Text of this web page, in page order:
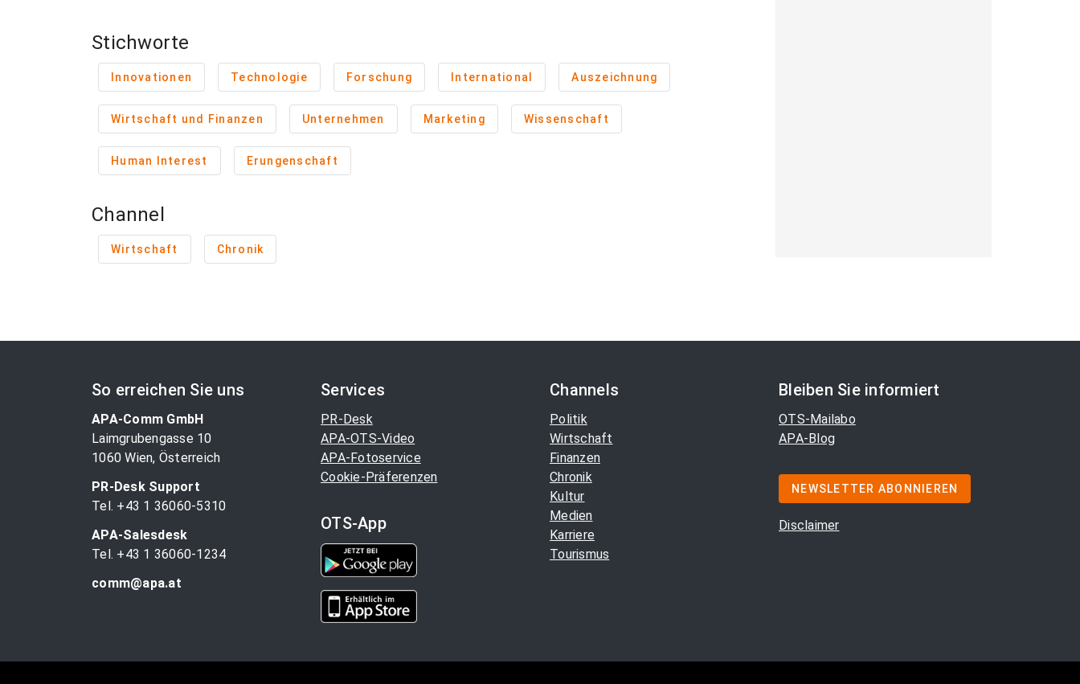
Stichworte
Innovationen Technologie Forschung International Auszeichnung
Wirtschaft und Finanzen Unternehmen Marketing Wissenschaft
Human Interest Erungenschaft
Channel
Wirtschaft Chronik
So erreichen Sie uns
APA-Comm GmbH
Laimgrubengasse 10
1060 Wien, Österreich
PR-Desk Support
Tel. +43 1 36060-5310
APA-Salesdesk
Tel. +43 1 36060-1234
comm@apa.at
Services
PR-Desk
APA-OTS-Video
APA-Fotoservice
Cookie-Präferenzen
OTS-App
Channels
Politik
Wirtschaft
Finanzen
Chronik
Kultur
Medien
Karriere
Tourismus
Bleiben Sie informiert
OTS-Mailabo
APA-Blog
NEWSLETTER ABONNIEREN
Disclaimer